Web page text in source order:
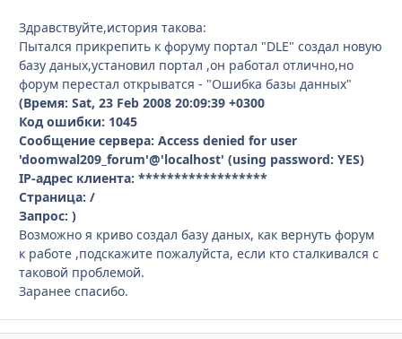
Здравствуйте,история такова:
Пытался прикрепить к форуму портал "DLE" создал новую
базу даных,установил портал ,он работал отлично,но
форум перестал открыватся - "Ошибка базы данных"
(Время: Sat, 23 Feb 2008 20:09:39 +0300
Код ошибки: 1045
Сообщение сервера: Access denied for user
'doomwal209_forum'@'localhost' (using password: YES)
IP-адрес клиента: ******************
Страница: /
Запрос: )
Возможно я криво создал базу даных, как вернуть форум
к работе ,подскажите пожалуйста, если кто сталкивался с
таковой проблемой.
Заранее спасибо.